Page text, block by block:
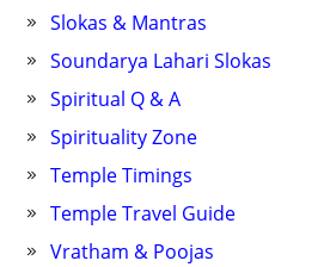
Slokas & Mantras
Soundarya Lahari Slokas
Spiritual Q & A
Spirituality Zone
Temple Timings
Temple Travel Guide
Vratham & Poojas